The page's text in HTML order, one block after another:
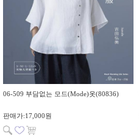
06-509 부담없는 모드(Mode)옷(80836)
판매가:17,000원